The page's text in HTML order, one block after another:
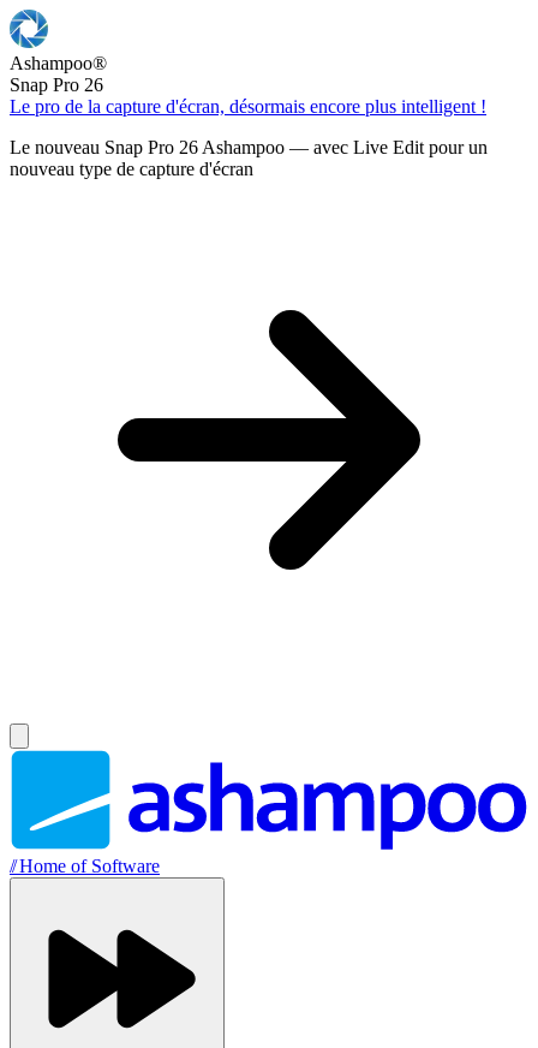
Ashampoo®
Snap Pro 26
Le pro de la capture d'écran, désormais encore plus intelligent !
Le nouveau Snap Pro 26 Ashampoo — avec Live Edit pour un
nouveau type de capture d'écran
//Home of Software